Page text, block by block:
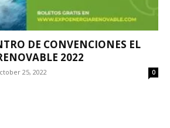
DE CONVENCIONES EL
2022
25, 2022 0